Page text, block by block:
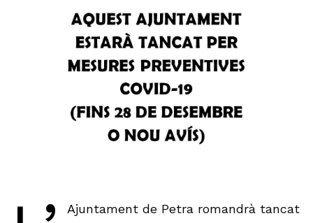
Ajuntament de Petra romandrà tancat